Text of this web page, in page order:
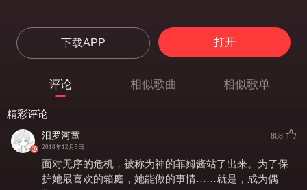
下载APP 打开
评论 相似歌曲 相似歌单
精彩评论
汨罗河童
2018年12月5日
868
面对无序的危机，被称为神的菲姆酱站了出来。为了保
护她最喜欢的箱庭，她能做的事情……就是，成为偶